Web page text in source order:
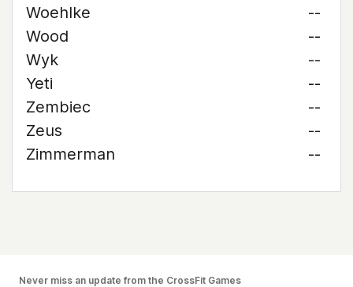
Woehlke
--
Wood
--
Wyk
--
Yeti
--
Zembiec
--
Zeus
--
Zimmerman
--
Never miss an update from the CrossFit Games